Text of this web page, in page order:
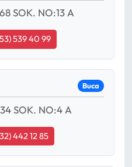
SOK. NO:13 A
539 40 99
Buca
SOK. NO:4 A
442 12 85